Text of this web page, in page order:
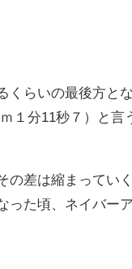
らいの最後方とな
１分11秒７）と
差は縮まっていく
た頃、ネイバー